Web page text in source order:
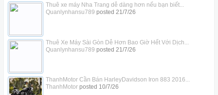
Thuê xe máy Nha Trang dễ dàng hơn nếu bạn biết...
Quanlynhansu789 posted 21/7/26
Thuê Xe Máy Sài Gòn Dễ Hơn Bao Giờ Hết Với Dịch...
Quanlynhansu789 posted 21/7/26
ThanhMotor Cần Bán HarleyDavidson Iron 883 2016...
ThanhMotorposted 10/7/26